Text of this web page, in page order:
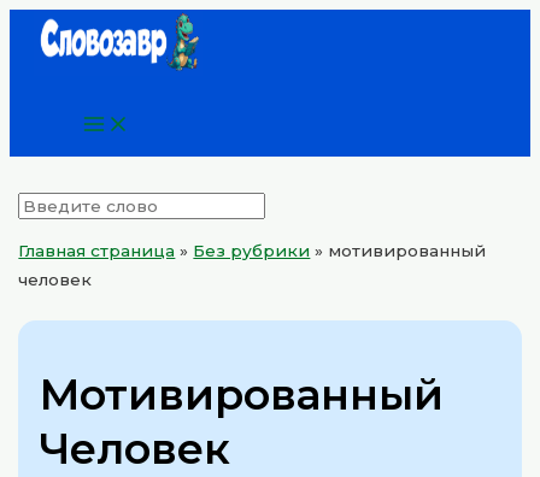
ПерейтиMain
Главная страница » Без рубрики » мотивированный
человек
Мотивированный
Человек